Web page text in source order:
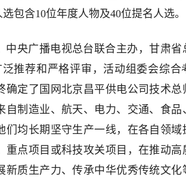
包含10位年度人物及40位提名人选。
央广播电视总台联合主办，甘肃省
推荐和严格评审，活动组委会综合
确定了国网北京昌平供电公司技术总
自制造业、航天、电力、交通、食品
们均长期坚守生产一线，在各自领域
重点项目或科技攻关项目，在推动高
新质生产力、传承中华优秀传统文化